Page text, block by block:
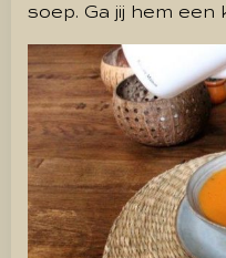
soep. Ga jij hem